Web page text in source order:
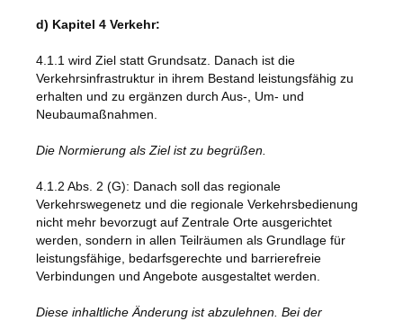
d) Kapitel 4 Verkehr:
4.1.1 wird Ziel statt Grundsatz. Danach ist die
Verkehrsinfrastruktur in ihrem Bestand leistungsfähig zu
erhalten und zu ergänzen durch Aus-, Um- und
Neubaumaßnahmen.
Die Normierung als Ziel ist zu begrüßen.
4.1.2 Abs. 2 (G): Danach soll das regionale
Verkehrswegenetz und die regionale Verkehrsbedienung
nicht mehr bevorzugt auf Zentrale Orte ausgerichtet
werden, sondern in allen Teilräumen als Grundlage für
leistungsfähige, bedarfsgerechte und barrierefreie
Verbindungen und Angebote ausgestaltet werden.
Diese inhaltliche Änderung ist abzulehnen. Bei der